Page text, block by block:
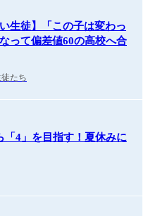
生徒】「この子は変わっ
って偏差値60の高校へ合
たち
「4」を目指す！夏休みに